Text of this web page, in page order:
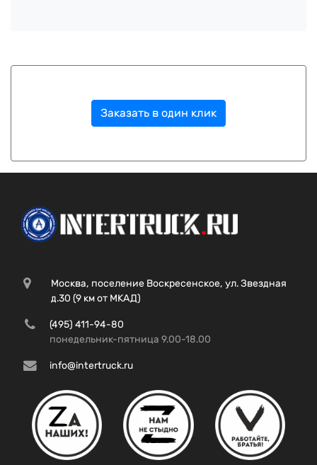
Заказать в один клик
Москва, поселение Воскресенское, ул. Звездная
д.30 (9 км от МКАД)
(495) 411-94-80
понедельник-пятница 9.00-18.00
info@intertruck.ru